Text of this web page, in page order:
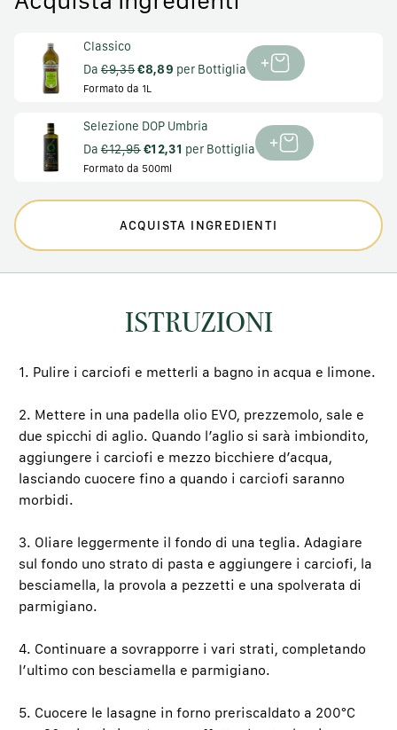
Classico
Da €9,35€8,89 per Bottiglia
Formato da 1L
Selezione DOP Umbria
Da €12,95€12,31 per Bottiglia
Formato da 500ml
ACQUISTA INGREDIENTI
ISTRUZIONI
1. Pulire i carciofi e metterli a bagno in acqua e limone.
2. Mettere in una padella olio EVO, prezzemolo, sale e
due spicchi di aglio. Quando l’aglio si sarà imbiondito,
aggiungere i carciofi e mezzo bicchiere d’acqua,
lasciando cuocere fino a quando i carciofi saranno
morbidi.
3. Oliare leggermente il fondo di una teglia. Adagiare
sul fondo uno strato di pasta e aggiungere i carciofi, la
besciamella, la provola a pezzetti e una spolverata di
parmigiano.
4. Continuare a sovrapporre i vari strati, completando
l’ultimo con besciamella e parmigiano.
5. Cuocere le lasagne in forno preriscaldato a 200°C